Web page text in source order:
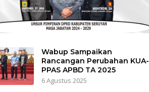
Wabup Sampaikan
Rancangan Perubahan KUA-
PPAS APBD TA 2025
6 Agustus 2025